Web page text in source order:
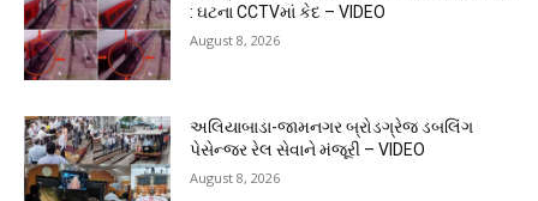
: ઘટના CCTVમાં કેદ – VIDEO
August 8, 2026
અલિયાબાડા-જામનગર બ્રોડગ્રેજ ડબલિંગ
પેસેન્જર રેલ સેવાને મંજૂરી – VIDEO
August 8, 2026